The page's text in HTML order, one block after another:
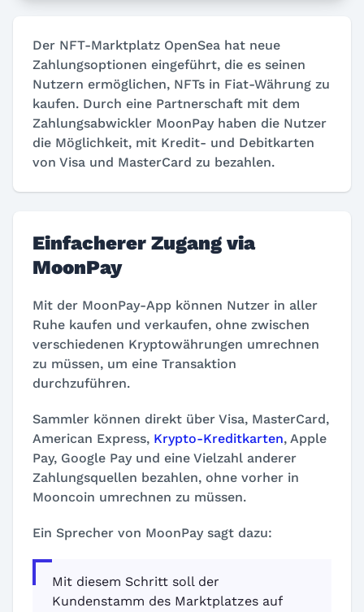
Der NFT-Marktplatz OpenSea hat neue
Zahlungsoptionen eingeführt, die es seinen
Nutzern ermöglichen, NFTs in Fiat-Währung zu
kaufen. Durch eine Partnerschaft mit dem
Zahlungsabwickler MoonPay haben die Nutzer
die Möglichkeit, mit Kredit- und Debitkarten
von Visa und MasterCard zu bezahlen.
Einfacherer Zugang via
MoonPay
Mit der MoonPay-App können Nutzer in aller
Ruhe kaufen und verkaufen, ohne zwischen
verschiedenen Kryptowährungen umrechnen
zu müssen, um eine Transaktion
durchzuführen.
Sammler können direkt über Visa, MasterCard,
American Express, Krypto-Kreditkarten, Apple
Pay, Google Pay und eine Vielzahl anderer
Zahlungsquellen bezahlen, ohne vorher in
Mooncoin umrechnen zu müssen.
Ein Sprecher von MoonPay sagt dazu:
Mit diesem Schritt soll der
Kundenstamm des Marktplatzes auf